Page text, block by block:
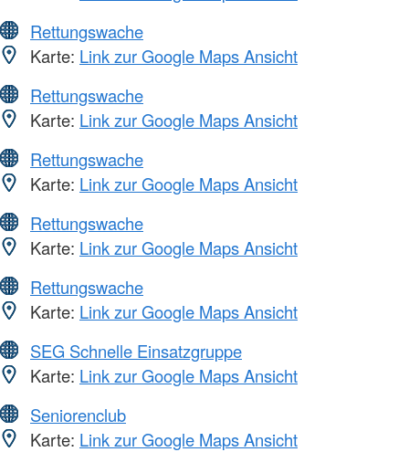
Rettungswache
Karte: Link zur Google Maps Ansicht
Rettungswache
Karte: Link zur Google Maps Ansicht
Rettungswache
Karte: Link zur Google Maps Ansicht
Rettungswache
Karte: Link zur Google Maps Ansicht
Rettungswache
Karte: Link zur Google Maps Ansicht
SEG Schnelle Einsatzgruppe
Karte: Link zur Google Maps Ansicht
Seniorenclub
Karte: Link zur Google Maps Ansicht